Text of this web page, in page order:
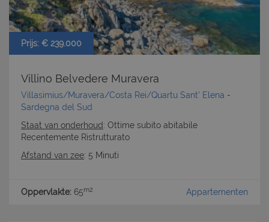
Prijs: € 239.000
Villino Belvedere Muravera
Villasimius/Muravera/Costa Rei/Quartu Sant' Elena -
Sardegna del Sud
Staat van onderhoud: Ottime subito abitabile
Recentemente Ristrutturato
Afstand van zee: 5 Minuti
Oppervlakte: 65m2 Appartementen
cookie strettamente necessari.
Nome
Provider/Dominio
PHPSESSID
PHP.net
www.latuacasainsardegna.com
Sessione